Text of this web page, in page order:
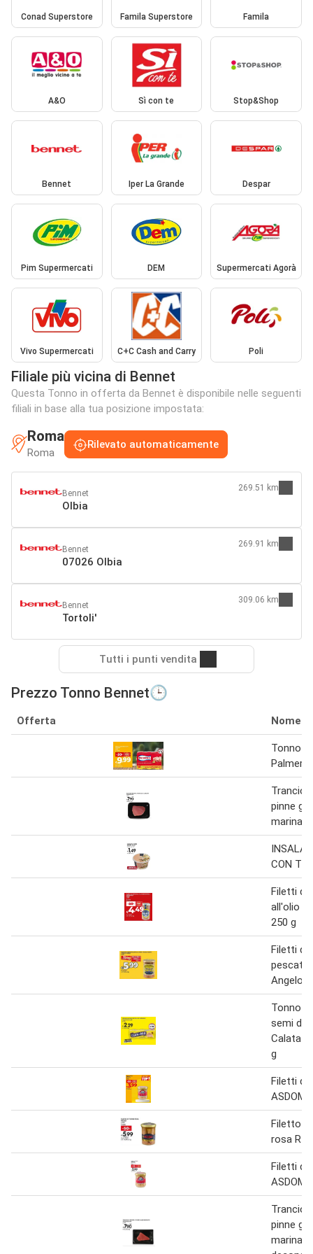
Conad Superstore Famila Superstore Famila
A&O Sì con te Stop&Shop
Bennet Iper La Grande Despar
Pim Supermercati DEM Supermercati Agorà
Vivo Supermercati C+C Cash and Carry Poli
Filiale più vicina di Bennet
Questa Tonno in offerta da Bennet è disponibile nelle seguenti
filiali in base alla tua posizione impostata:
Roma
Roma
Rilevato automaticamente
Bennet
Olbia
269.51 km
Bennet
07026 Olbia
269.91 km
Bennet
Tortoli'
309.06 km
Tutti i punti vendita
Prezzo Tonno Bennet🕒
Offerta Nome
Tonno
Palmera
Trancio
pinne
CON
Filetti di
all'olio
250 g
Filetti di
pescato
Angelo
Tonno
semi di
Calata
g
Filetti di
Filetto
rosa
Filetti di
Trancio
pinne
marinato